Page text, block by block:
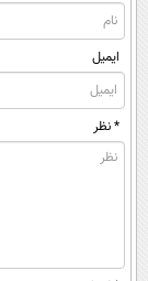
ایمیل
* نظر